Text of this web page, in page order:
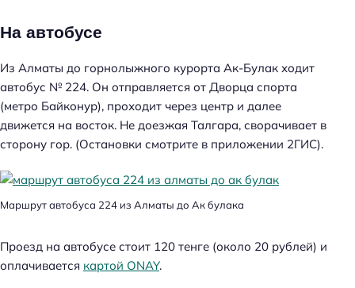
На автобусе
Из Алматы до горнолыжного курорта Ак-Булак ходит
автобус № 224. Он отправляется от Дворца спорта
(метро Байконур), проходит через центр и далее
движется на восток. Не доезжая Талгара, сворачивает в
сторону гор. (Остановки смотрите в приложении 2ГИС).
Маршрут автобуса 224 из Алматы до Ак булака
Проезд на автобусе стоит 120 тенге (около 20 рублей) и
оплачивается картой ONAY.